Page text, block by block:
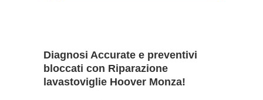
Diagnosi Accurate e preventivi
bloccati con Riparazione
lavastoviglie Hoover Monza!